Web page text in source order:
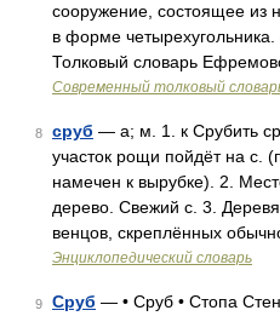
сооружение, состоящее из
в форме четырехугольника.
Толковый словарь
Современный толковый
8 сруб — а; м. 1. к Срубить
участок рощи пойдёт на с.
намечен к вырубке). 2.
дерево. Свежий с. 3.
венцов, скреплённых
Энциклопедический словарь
9 Сруб — • Сруб • Стопа